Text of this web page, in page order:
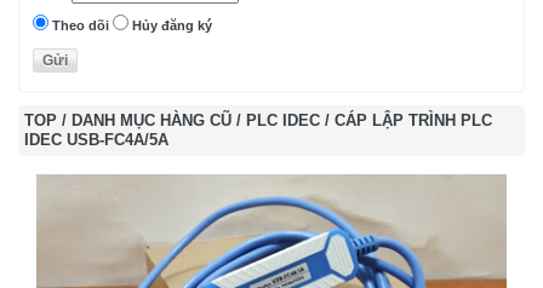
Theo dõi Hủy đăng ký
TOP / DANH MỤC HÀNG CŨ / PLC IDEC / CÁP LẬP TRÌNH PLC
IDEC USB-FC4A/5A